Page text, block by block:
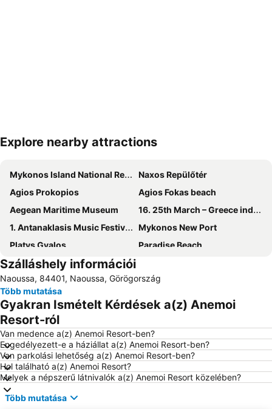
Nagy méretű térkép
Explore nearby attractions
Mykonos Island National Repülőtér
Naxos Repülőtér
Agios Prokopios
Agios Fokas beach
Aegean Maritime Museum
16. 25th March – Greece independence day
1. Antanaklasis Music Festival Mykonos
Mykonos New Port
Platys Gyalos
Paradise Beach
Psarou Beach
Agios Ioannis Beach
Ornos Beach
Agios Georgios
Skandinavian bar
Szálláshely információi
Naoussa, 84401, Naoussa, Görögország
Több mutatása
Gyakran Ismételt Kérdések a(z) Anemoi
Resort-ról
Van medence a(z) Anemoi Resort-ben?
Engedélyezett-e a háziállat a(z) Anemoi Resort-ben?
Van parkolási lehetőség a(z) Anemoi Resort-ben?
Hol található a(z) Anemoi Resort?
Melyek a népszerű látnivalók a(z) Anemoi Resort közelében?
Több mutatása